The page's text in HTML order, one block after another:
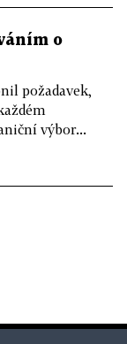
o
požadavek,
výbor...